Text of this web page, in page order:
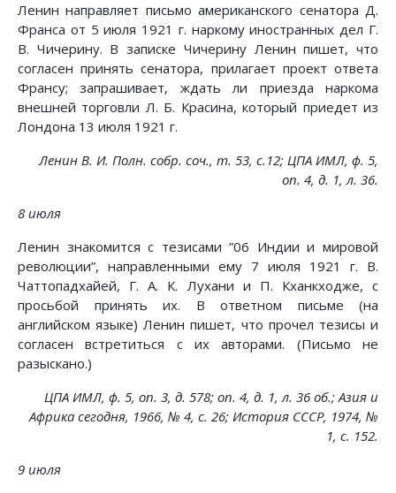
Ленин направляет письмо американского сенатора Д.
Франса от 5 июля 1921 г. наркому иностранных дел Г.
В. Чичерину. В записке Чичерину Ленин пишет, что
согласен принять сенатора, прилагает проект ответа
Франсу; запрашивает, ждать ли приезда наркома
внешней торговли Л. Б. Красина, который приедет из
Лондона 13 июля 1921 г.
Ленин В. И. Полн. собр. соч., т. 53, с.12; ЦПА ИМЛ, ф. 5,
on. 4, д. 1, л. 36.
8 июля
Ленин знакомится с тезисами ”06 Индии и мировой
революции”, направленными ему 7 июля 1921 г. В.
Чаттопадхайей, Г. А. К. Лухани и П. Кханкходже, с
просьбой принять их. В ответном письме (на
английском языке) Ленин пишет, что прочел тезисы и
согласен встретиться с их авторами. (Письмо не
разыскано.)
ЦПА ИМЛ, ф. 5, on. 3, д. 578; on. 4, д. 1, л. 36 об.; Азия и
Африка сегодня, 1966, № 4, с. 26; История СССР, 1974, №
1, с. 152.
9 июля